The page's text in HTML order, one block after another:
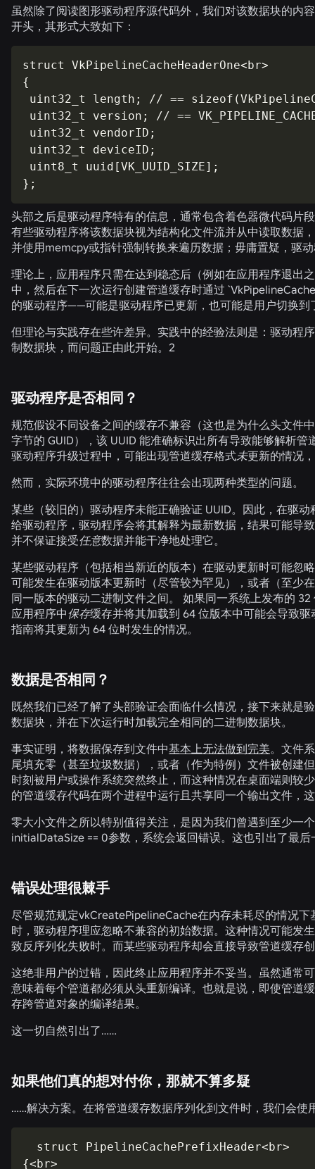
虽然除了阅读图形驱动程序源代码外，我们对该数据块的内
开头，其形式大致如下：
struct VkPipelineCacheHeaderOne<br>
{
uint32_t length; // ==
uint32_t version; // ==
uint32_t vendorID;
uint32_t deviceID;
uint8_t uuid[VK_UUID_SIZE];
};
头部之后是驱动程序特有的信息，通常包含着色器微代码片
有些驱动程序将该数据块视为结构化文件流并从中读取数据
并使用memcpy或指针强制转换来遍历数据；毋庸置疑，驱
理论上，应用程序只需在达到稳态后（例如在应用程序退出
中，然后在下一次运行创建管道缓存时通过 `
的驱动程序——可能是驱动程序已更新，也可能是用户切换
但理论与实践存在些许差异。实践中的经验法则是：驱动程
制数据块，而问题正由此开始。2
驱动程序是否相同？
规范假设不同设备之间的缓存不兼容（这也是为什么头文件
字节的 GUID），该 UUID 能准确标识出所有导致能够解析
驱动程序升级过程中，可能出现管道缓存格式未更新的情况
然而，实际环境中的驱动程序往往会出现两种类型的问题。
某些（较旧的）驱动程序未能正确验证 UUID。因此，在驱
给驱动程序，驱动程序会将其解释为最新数据，结果可能导
并不保证接受任意数据并能干净地处理它。
某些驱动程序（包括相当新近的版本）在驱动更新时可能忽
可能发生在驱动版本更新时（尽管较为罕见），或者（至少
同一版本的驱动二进制文件之间。 如果同一系统上发布的
应用程序中保存缓存并将其加载到 64 位版本中可能会导致
指南将其更新为 64 位时发生的情况。
数据是否相同？
既然我们已经了解了头部验证会面临什么情况，接下来就是
数据块，并在下次运行时加载完全相同的二进制数据块。
事实证明，将数据保存到文件中基本上无法做到完美。文件
尾填充零（甚至垃圾数据），或者（作为特例）文件被创建
时刻被用户或操作系统突然终止，而这种情况在桌面端则较
的管道缓存代码在两个进程中运行且共享同一个输出文件，
零大小文件之所以特别值得关注，是因为我们曾遇到至少一
initialDataSize == 0参数，系统会返回错误。这也引出了最后
错误处理很棘手
尽管规范规定vkCreatePipelineCache在内存未耗尽的情况下
时，驱动程序理应忽略不兼容的初始数据。这种情况可能发
致反序列化失败时。而某些驱动程序却会直接导致管道缓存
这绝非用户的过错，因此终止应用程序并不妥当。虽然通常
意味着每个管道都必须从头重新编译。也就是说，即使管道
存跨管道对象的编译结果。
这一切自然引出了……
如果他们真的想对付你，那就不算多疑
……解决方案。在将管道缓存数据序列化到文件时，我们会
  struct PipelineCachePrefixHeader<br>
{<br>